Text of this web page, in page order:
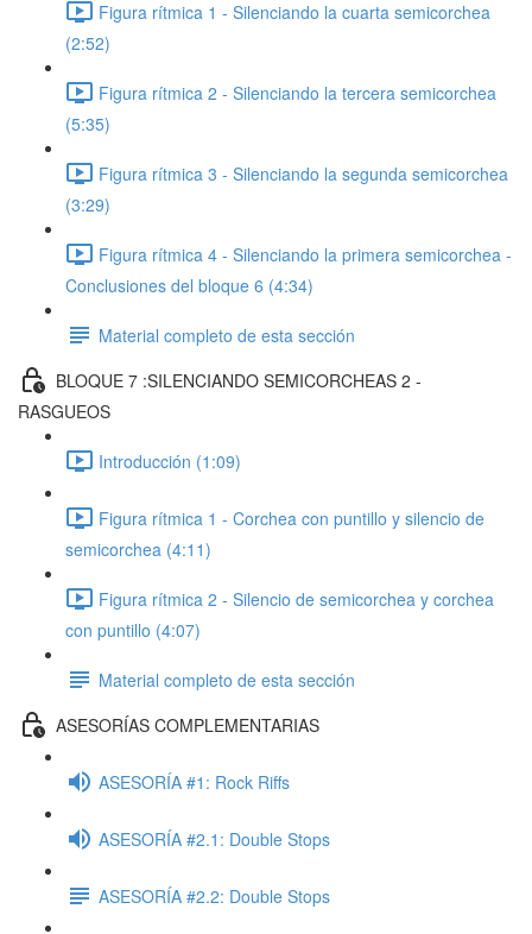
Figura rítmica 1 - Silenciando la cuarta semicorchea
(2:52)
Figura rítmica 2 - Silenciando la tercera semicorchea
(5:35)
Figura rítmica 3 - Silenciando la segunda semicorchea
(3:29)
Figura rítmica 4 - Silenciando la primera semicorchea -
Conclusiones del bloque 6 (4:34)
Material completo de esta sección
BLOQUE 7 :SILENCIANDO SEMICORCHEAS 2 -
RASGUEOS
Introducción (1:09)
Figura rítmica 1 - Corchea con puntillo y silencio de
semicorchea (4:11)
Figura rítmica 2 - Silencio de semicorchea y corchea
con puntillo (4:07)
Material completo de esta sección
ASESORÍAS COMPLEMENTARIAS
ASESORÍA #1: Rock Riffs
ASESORÍA #2.1: Double Stops
ASESORÍA #2.2: Double Stops